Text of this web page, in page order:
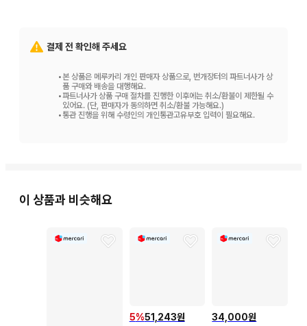
결제 전 확인해 주세요
•본 상품은 메루카리 개인 판매자 상품으로, 번개장터의 파트너사가 상
품 구매와 배송을 대행해요.
•파트너사가 상품 구매 절차를 진행한 이후에는 취소/환불이 제한될 수
있어요. (단, 판매자가 동의하면 취소/환불 가능해요.)
•통관 진행을 위해 수령인의 개인통관고유부호 입력이 필요해요.
이 상품과 비슷해요
5%51,243원 34,000원